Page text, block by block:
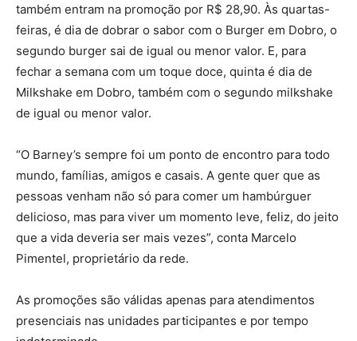
também entram na promoção por R$ 28,90. Às quartas-
feiras, é dia de dobrar o sabor com o Burger em Dobro, o
segundo burger sai de igual ou menor valor. E, para
fechar a semana com um toque doce, quinta é dia de
Milkshake em Dobro, também com o segundo milkshake
de igual ou menor valor.
“O Barney’s sempre foi um ponto de encontro para todo
mundo, famílias, amigos e casais. A gente quer que as
pessoas venham não só para comer um hambúrguer
delicioso, mas para viver um momento leve, feliz, do jeito
que a vida deveria ser mais vezes”, conta Marcelo
Pimentel, proprietário da rede.
As promoções são válidas apenas para atendimentos
presenciais nas unidades participantes e por tempo